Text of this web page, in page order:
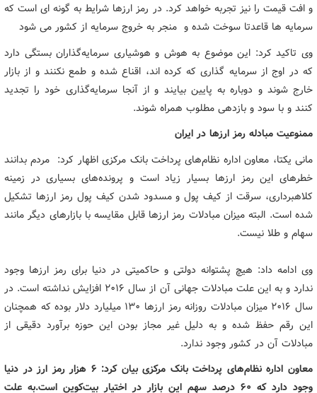
و افت قیمت را نیز تجربه خواهد کرد. در رمز ارزها شرایط به گونه ای است که
سرمایه ها قاعدتا سوخت شده و منجر به خروج سرمایه از کشور می شود
وی تاکید کرد: این موضوع به هوش و هوشیاری سرمایه‌گذاران بستگی دارد
که در اوج از سرمایه گذاری که کرده اند، اقناع شده و طمع نکنند و از بازار
خارج شوند و دوباره به پایین بیایند و از آنجا سرمایه‌گذاری خود را تجدید
کنند و با سود و بازدهی مطلوب همراه شوند.
ممنوعیت مبادله رمز ارزها در ایران
مانی یکتا، معاون اداره نظام‌های پرداخت بانک مرکزی اظهار کرد: مردم بدانند
خطرهای این رمز ارزها بسیار زیاد است و پرونده‌های بسیاری در زمینه
کلاهبرداری، سرقت از کیف پول و مسدود شدن کیف پول رمز ارزها تشکیل
شده است. البته میزان مبادلات رمز ارزها قابل مقایسه با بازارهای دیگر مانند
سهام و طلا نیست.
وی ادامه داد: هیچ پشتوانه دولتی و حاکمیتی در دنیا برای رمز ارزها وجود
ندارد و به این علت مبادلات جهانی آن از سال ۲۰۱۶ افزایش نداشته است. در
سال ۲۰۱۶ میزان مبادلات روزانه رمز ارزها ۱۳۰ میلیارد دلار بوده که همچنان
این رقم حفظ شده و به دلیل غیر مجاز بودن این حوزه برآورد دقیقی از
مبادلات آن در کشور وجود ندارد.
معاون اداره نظام‌های پرداخت بانک مرکزی بیان کرد: ۶ هزار رمز ارز در دنیا
وجود دارد که ۶۰ درصد سهم این بازار در اختیار بیت‌کوین است.به علت